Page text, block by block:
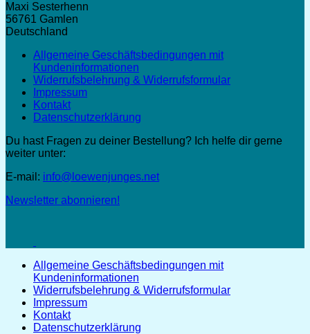
Maxi Sesterhenn
56761 Gamlen
Deutschland
Allgemeine Geschäftsbedingungen mit
Kundeninformationen
Widerrufsbelehrung & Widerrufsformular
Impressum
Kontakt
Datenschutzerklärung
Du hast Fragen zu deiner Bestellung? Ich helfe dir gerne
weiter unter:
E-mail: info@loewenjunges.net
Newsletter abonnieren!
Allgemeine Geschäftsbedingungen mit
Kundeninformationen
Widerrufsbelehrung & Widerrufsformular
Impressum
Kontakt
Datenschutzerklärung